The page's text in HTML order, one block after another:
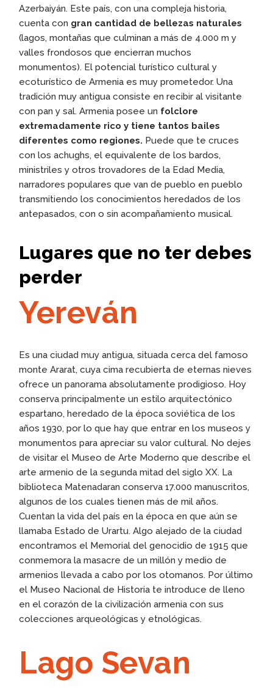
Azerbaiyán. Este país, con una compleja historia,
cuenta con gran cantidad de bellezas naturales
(lagos, montañas que culminan a más de 4.000 m y
valles frondosos que encierran muchos
monumentos). El potencial turístico cultural y
ecoturístico de Armenia es muy prometedor. Una
tradición muy antigua consiste en recibir al visitante
con pan y sal. Armenia posee un folclore
extremadamente rico y tiene tantos bailes
diferentes como regiones. Puede que te cruces
con los achughs, el equivalente de los bardos,
ministriles y otros trovadores de la Edad Media,
narradores populares que van de pueblo en pueblo
transmitiendo los conocimientos heredados de los
antepasados, con o sin acompañamiento musical.
Lugares que no ter debes
perder
Yereván
Es una ciudad muy antigua, situada cerca del famoso
monte Ararat, cuya cima recubierta de eternas nieves
ofrece un panorama absolutamente prodigioso. Hoy
conserva principalmente un estilo arquitectónico
espartano, heredado de la época soviética de los
años 1930, por lo que hay que entrar en los museos y
monumentos para apreciar su valor cultural. No dejes
de visitar el Museo de Arte Moderno que describe el
arte armenio de la segunda mitad del siglo XX. La
biblioteca Matenadaran conserva 17.000 manuscritos,
algunos de los cuales tienen más de mil años.
Cuentan la vida del país en la época en que aún se
llamaba Estado de Urartu. Algo alejado de la ciudad
encontramos el Memorial del genocidio de 1915 que
conmemora la masacre de un millón y medio de
armenios llevada a cabo por los otomanos. Por último
el Museo Nacional de Historia te introduce de lleno
en el corazón de la civilización armenia con sus
colecciones arqueológicas y etnológicas.
Lago Sevan